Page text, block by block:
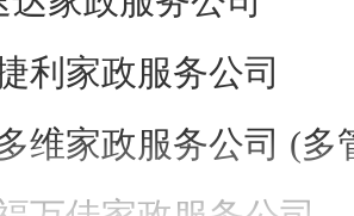
家政服务公司
家政服务公司 (多